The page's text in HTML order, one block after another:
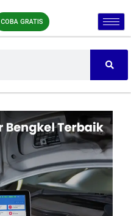
COBA GRATIS